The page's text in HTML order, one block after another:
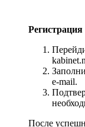
Регистрация
e-mail.
После